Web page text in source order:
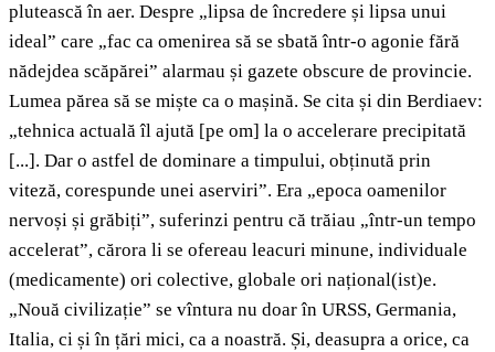
plutească în aer. Despre „lipsa de încredere și lipsa unui
ideal” care „fac ca omenirea să se sbată într-o agonie fără
nădejdea scăpărei” alarmau și gazete obscure de provincie.
Lumea părea să se miște ca o mașină. Se cita și din Berdiaev:
„tehnica actuală îl ajută [pe om] la o accelerare precipitată
[...]. Dar o astfel de dominare a timpului, obținută prin
viteză, corespunde unei aserviri”. Era „epoca oamenilor
nervoși și grăbiți”, suferinzi pentru că trăiau „într-un tempo
accelerat”, cărora li se ofereau leacuri minune, individuale
(medicamente) ori colective, globale ori național(ist)e.
„Nouă civilizație” se vîntura nu doar în URSS, Germania,
Italia, ci și în țări mici, ca a noastră. Și, deasupra a orice, ca